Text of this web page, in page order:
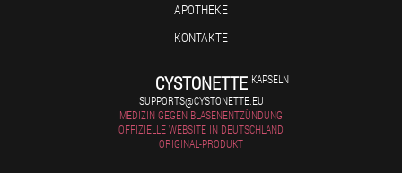
APOTHEKE
KONTAKTE
CYSTONETTE KAPSELN
SUPPORTS@CYSTONETTE.EU
MEDIZIN GEGEN BLASENENTZÜNDUNG
OFFIZIELLE WEBSITE IN DEUTSCHLAND
ORIGINAL-PRODUKT